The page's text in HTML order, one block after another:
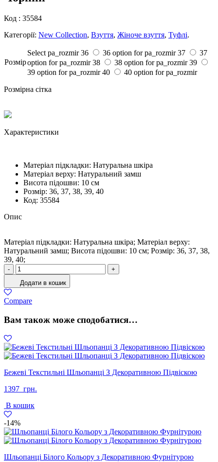
Код : 35584
Категорії: New Collection, Взуття, Жіноче взуття, Туфлі.
Розмiр
Select pa_rozmir 36 36 option for pa_rozmir 37
37
option for pa_rozmir 38 38 option for pa_rozmir 39
39 option for pa_rozmir 40 40 option for pa_rozmir
Розмірна сітка
Характеристики
Матеріал підкладки: Натуральна шкіра
Матеріал верху: Натуральний замш
Висота підошви: 10 см
Розмiр: 36, 37, 38, 39, 40
Код: 35584
Опис
Матеріал підкладки: Натуральна шкіра; Матеріал верху:
Натуральний замш; Висота підошви: 10 см; Розмiр: 36, 37, 38,
39, 40;
Туфлі
Жіночі
Натуральна
замша
Чорний
-
+
Додати в кошик
Compare
Вам також може сподобатися…
Бежеві Текстильні Шльопанці З Декоративною Підвіскою
1397 грн.
В кошик
-14%
Шльопанці Білого Кольору з Декоративною Фурнітурою